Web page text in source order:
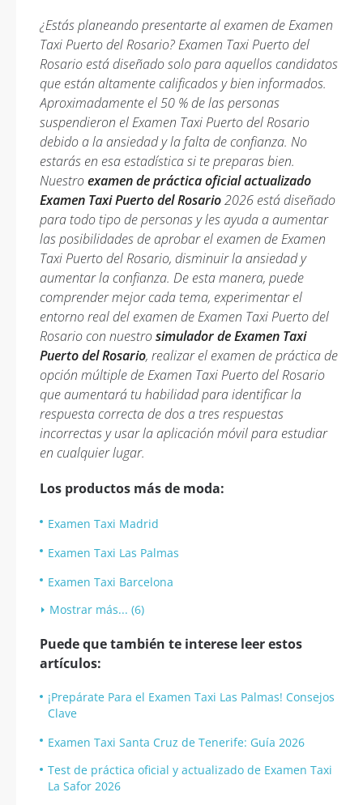
¿Estás planeando presentarte al examen de Examen
Taxi Puerto del Rosario? Examen Taxi Puerto del
Rosario está diseñado solo para aquellos candidatos
que están altamente calificados y bien informados.
Aproximadamente el 50 % de las personas
suspendieron el Examen Taxi Puerto del Rosario
debido a la ansiedad y la falta de confianza. No
estarás en esa estadística si te preparas bien.
Nuestroexamen de práctica oficial actualizado
Examen Taxi Puerto del Rosario2026 está diseñado
para todo tipo de personas y les ayuda a aumentar
las posibilidades de aprobar el examen de Examen
Taxi Puerto del Rosario, disminuir la ansiedad y
aumentar la confianza. De esta manera, puede
comprender mejor cada tema, experimentar el
entorno real del examen de Examen Taxi Puerto del
Rosario con nuestrosimulador de Examen Taxi
Puerto del Rosario, realizar el examen de práctica de
opción múltiple de Examen Taxi Puerto del Rosario
que aumentará tu habilidad para identificar la
respuesta correcta de dos a tres respuestas
incorrectas y usar la aplicación móvil para estudiar
en cualquier lugar.
Los productos más de moda:
Examen Taxi Madrid
Examen Taxi Las Palmas
Examen Taxi Barcelona
Mostrar más... (6)
Puede que también te interese leer estos
artículos:
¡Prepárate Para el Examen Taxi Las Palmas! Consejos
Clave
Examen Taxi Santa Cruz de Tenerife: Guía 2026
Test de práctica oficial y actualizado de Examen Taxi
La Safor 2026